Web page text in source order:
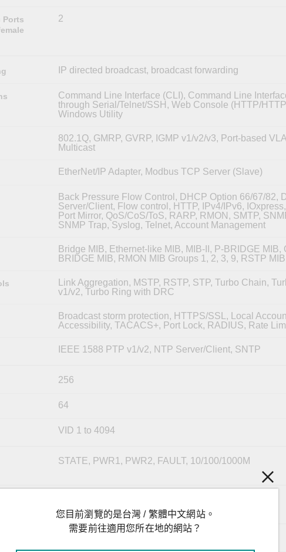
Ports
2
IP directed broadcast, broadcast forwarding
Command Line Interface (CLI), Command Line
through Serial/Telnet/SSH, Web Console (HTTP/
Windows Utility
802.1Q, GMRP, GVRP, IGMP v1/v2/v3, Port-based
Multicast
EtherNet/IP Adapter, Modbus TCP Server (Slave)
Back Pressure Flow Control, DHCP Option 66/67/82,
Server/Client, Flow control, HTTP, IPv4/IPv6,
Port Mirror, QoS/CoS/ToS, RARP, RMON, SMTP,
SNMP Trap, Syslog, Telnet, Account Management
Bridge MIB, Ethernet-like MIB, MIB-II, P-BRIDGE MIB,
BRIDGE MIB, RMON MIB Groups 1, 2, 3, 9, RSTP MIB
Link Aggregation, MSTP, RSTP, STP, Turbo Chain,
v1/v2, Turbo Ring with DRC
Broadcast storm protection, HTTPS/SSL, Local
Accessibility, TACACS+, Port Lock, RADIUS, Rate
IEEE 1588 PTP v1/v2, NTP Server/Client, SNTP
256
64
VID 1 to 4094
STATE, PWR1, PWR2, FAULT, 10/100/1000M
您目前瀏覽的是台灣 / 繁體中文網站。
需要前往適用您所在地的網站？